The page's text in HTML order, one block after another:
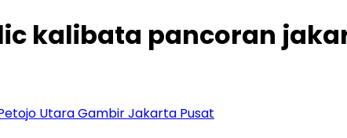
kalibata pancoran